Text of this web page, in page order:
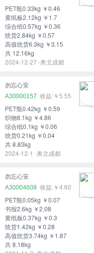
PET瓶0.33kg ￥0.46
黄纸板2.12kg ￥1.7
综合纸0.57kg ￥0.36
统货2.84kg ￥0.57
高值统货6.3kg ￥3.15
共 12.16kg
2024-12-27 -奥北成都
勿忘心安
A30000157
￥5.55
PET瓶0.42kg ￥0.59
织物8.1kg ￥4.86
综合纸0.1kg ￥0.06
统货0.21kg ￥0.04
共 8.83kg
2024-12-1 -奥北成都
勿忘心安
A30004608
￥4.60
PET瓶0.05kg ￥0.07
书报2.6kg ￥2.08
黄纸板0.37kg ￥0.3
统货1.42kg ￥0.28
高值统货3.74kg ￥1.87
共 8.18kg